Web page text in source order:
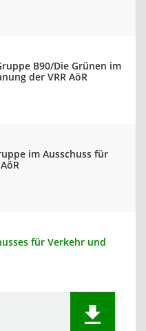
B90/Die Grünen im
der VRR AöR
im Ausschuss für
für Verkehr und